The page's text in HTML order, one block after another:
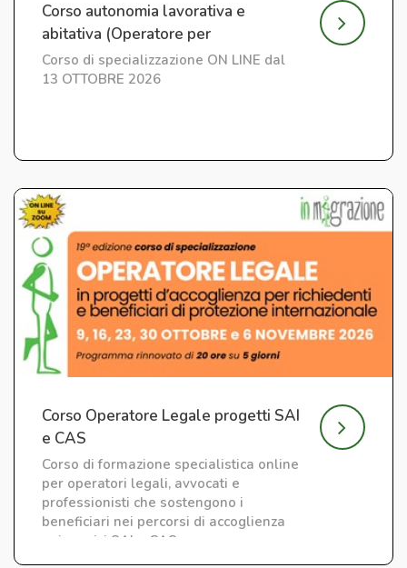
Corso autonomia lavorativa e
abitativa (Operatore per
l'Integrazione) ed. 7
Corso di specializzazione ON LINE dal
13 OTTOBRE 2026
Corso Operatore Legale progetti SAI
e CAS
Corso di formazione specialistica online
per operatori legali, avvocati e
professionisti che sostengono i
beneficiari nei percorsi di accoglienza
nei servizi SAI e CAS.